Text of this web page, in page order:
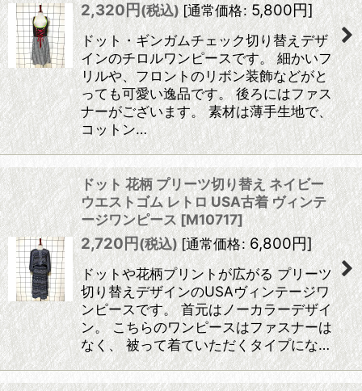
2,320円(税込) [通常価格: 5,800円]
ドット・ギンガムチェック切り替えデザ
インのチロルワンピースです。 細かいフ
リルや、フロントのリボン装飾などがと
っても可愛い逸品です。 後ろにはファス
ナーがございます。 素材は薄手生地で、
コットン…
ドット 花柄 プリーツ切り替え ネイビー
ウエストゴム レトロ USA古着 ヴィンテ
ージワンピース[M10717]
2,720円(税込) [通常価格: 6,800円]
ドットや花柄プリントが広がる プリーツ
切り替えデザインのUSAヴィンテージワ
ンピースです。 首元はノーカラーデザイ
ン。 こちらのワンピースはファスナーは
なく、 被って着ていただくタイプにな…